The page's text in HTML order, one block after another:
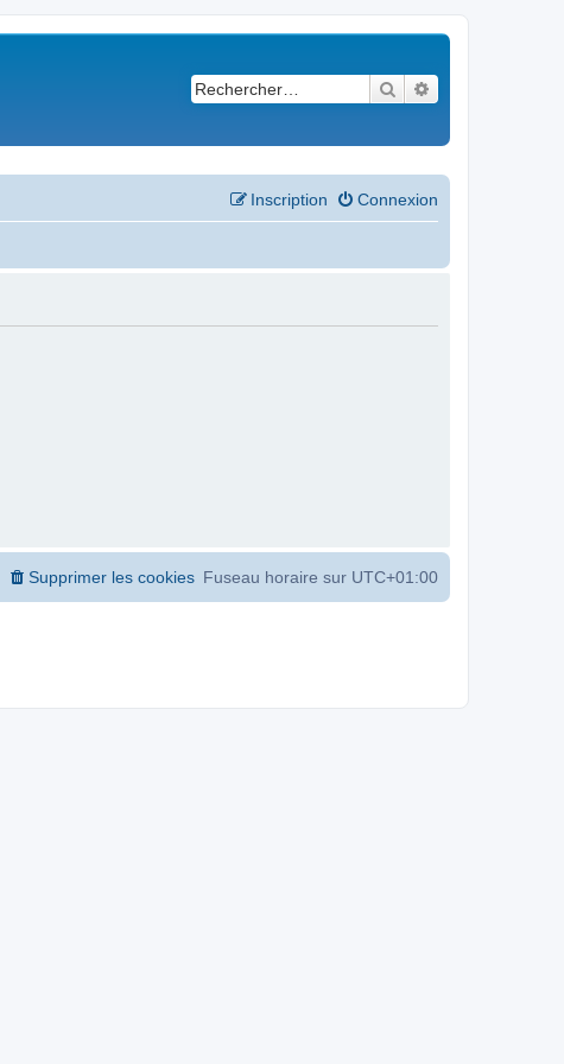
Rechercher
Connexion
Inscription
Fuseau horaire sur UTC+01:00
Supprimer les cookies